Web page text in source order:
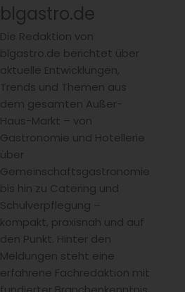
blgastro.de
Die Redaktion von
blgastro.de berichtet über
aktuelle Entwicklungen,
Trends und Themen aus
dem gesamten Außer-
Haus-Markt – von
Gastronomie und Hotellerie
über
Gemeinschaftsgastronomie
bis hin zu Catering und
Schulverpflegung –
kompakt, praxisnah und auf
den Punkt. Hinter den
Meldungen steht eine
erfahrene Fachredaktion mit